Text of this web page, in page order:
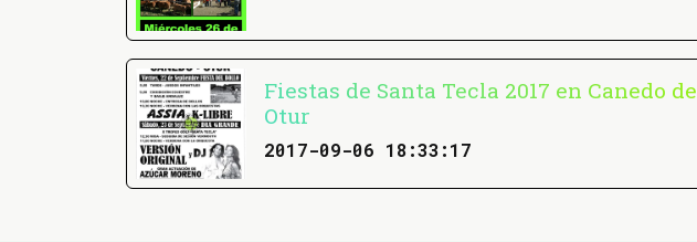
Fiestas de Santa Tecla 2017 en Canedo de
Otur
2017-09-06 18:33:17